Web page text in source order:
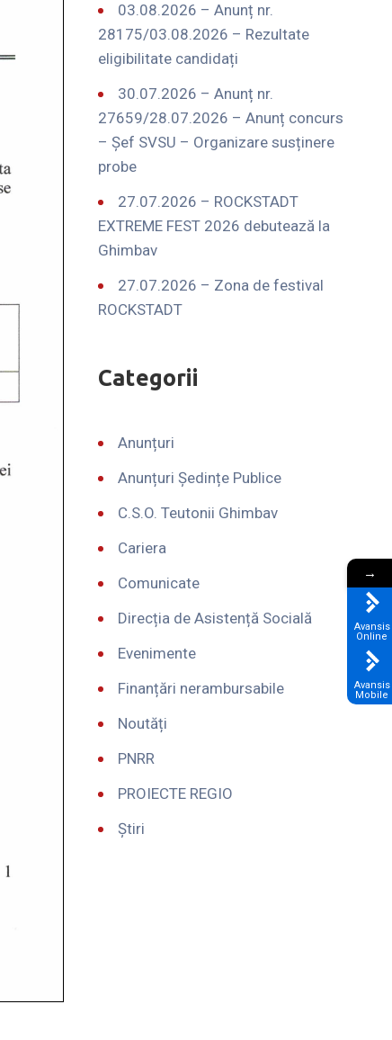
03.08.2026 – Anunț nr.
28175/03.08.2026 – Rezultate
eligibilitate candidați
30.07.2026 – Anunț nr.
27659/28.07.2026 – Anunț concurs
– Șef SVSU – Organizare susținere
probe
27.07.2026 – ROCKSTADT
EXTREME FEST 2026 debutează la
Ghimbav
27.07.2026 – Zona de festival
ROCKSTADT
Categorii
Anunțuri
Anunțuri Ședințe Publice
C.S.O. Teutonii Ghimbav
Cariera
Comunicate
Direcția de Asistență Socială
Evenimente
Finanțări nerambursabile
Noutăți
PNRR
PROIECTE REGIO
Știri
→
Avansis
Online
Avansis
Mobile